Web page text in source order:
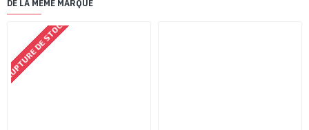
DE LA MÊME MARQUE
RUPTURE DE STOCK